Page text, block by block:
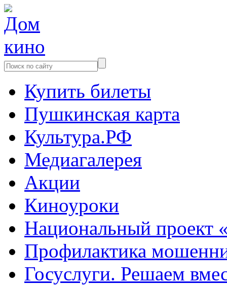
Купить билеты
Пушкинская карта
Культура.РФ
Медиагалерея
Акции
Киноуроки
Национальный проект
Профилактика
Госуслуги. Решаем